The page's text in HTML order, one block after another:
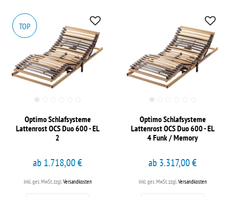
TOP
Optimo Schlafsysteme
Lattenrost OCS Duo 600 - EL
2
ab 1.718,00 €
inkl. ges. MwSt. zzgl. Versandkosten
Optimo Schlafsysteme
Lattenrost OCS Duo 600 - EL
4 Funk / Memory
ab 3.317,00 €
inkl. ges. MwSt. zzgl. Versandkosten